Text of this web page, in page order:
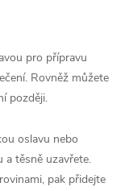
pro přípravu
Rovněž můžete
později.
oslavu nebo
a těsně uzavřete.
pak přidejte